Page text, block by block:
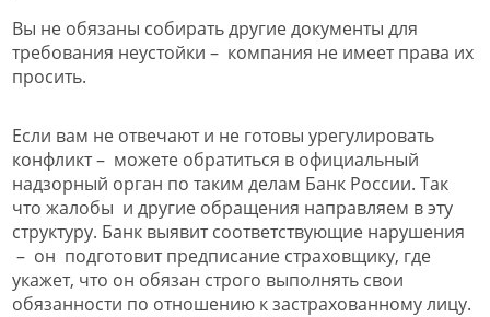
Вы не обязаны собирать другие документы для
требования неустойки – компания не имеет права их
просить.
Если вам не отвечают и не готовы урегулировать
конфликт – можете обратиться в официальный
надзорный орган по таким делам Банк России. Так
что жалобы и другие обращения направляем в эту
структуру. Банк выявит соответствующие нарушения
– он подготовит предписание страховщику, где
укажет, что он обязан строго выполнять свои
обязанности по отношению к застрахованному лицу.